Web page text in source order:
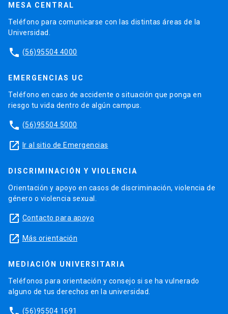
MESA CENTRAL
Teléfono para comunicarse con las distintas áreas de la
Universidad.
phone (56)95504 4000
EMERGENCIAS UC
Teléfono en caso de accidente o situación que ponga en
riesgo tu vida dentro de algún campus.
phone (56)95504 5000
launch Ir al sitio de Emergencias
DISCRIMINACIÓN Y VIOLENCIA
Orientación y apoyo en casos de discriminación, violencia de
género o violencia sexual.
launch Contacto para apoyo
launch Más orientación
MEDIACIÓN UNIVERSITARIA
Teléfonos para orientación y consejo si se ha vulnerado
alguno de tus derechos en la universidad.
phone (56)95504 1691